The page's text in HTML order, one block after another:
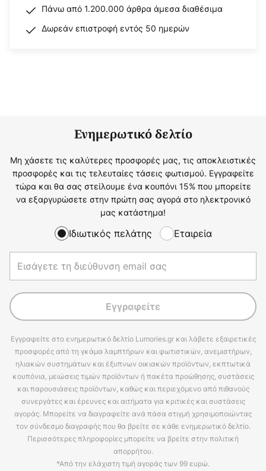
Πάνω από 1.200.000 άρθρα άμεσα διαθέσιμα
Δωρεάν επιστροφή εντός 50 ημερών
Ενημερωτικό δελτίο
Μη χάσετε τις καλύτερες προσφορές μας, τις αποκλειστικές
προσφορές και τις τελευταίες τάσεις φωτισμού. Εγγραφείτε
τώρα και θα σας στείλουμε ένα κουπόνι 15% που μπορείτε
να εξαργυρώσετε στην πρώτη σας αγορά στο ηλεκτρονικό
μας κατάστημα!
Ιδιωτικός πελάτης Εταιρεία
Εγγραφείτε
Εγγραφείτε στο ενημερωτικό δελτίο Lumories.gr και λάβετε εξαιρετικές
προσφορές από τη γκάμα λαμπτήρων και φωτιστικών, ανεμιστήρων,
ηλιακών συστημάτων και έξυπνων οικιακών προϊόντων, εκπτωτικά
κουπόνια, μειώσεις τιμών προϊόντων ή πακέτα προώθησης, συστάσεις
και παρουσιάσεις προϊόντων, καθώς και περιεχόμενο από πιθανούς
συνεργάτες και έρευνες και αιτήματα για κριτικές και συστάσεις
αγοράς. Μπορείτε να διαγραφείτε ανά πάσα στιγμή χρησιμοποιώντας
τον σύνδεσμο διαγραφής που θα βρείτε σε κάθε ενημερωτικό δελτίο.
Περισσότερες πληροφορίες μπορείτε να βρείτε στην πολιτική
απορρήτου.
*Από την ελάχιστη τιμή αγοράς των 99 ευρώ.